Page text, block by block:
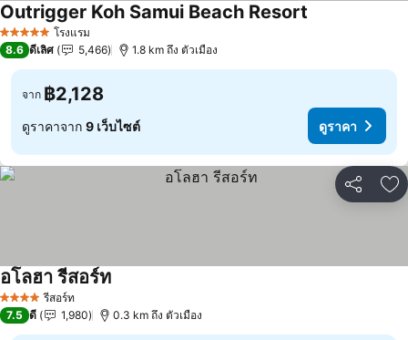
5 ดาว โรงแรม
Outrigger Koh Samui Beach Resort
8.6 ดีเลิศ 5,466 1.8 km ถึง ตัวเมือง
จาก ฿2,128
ดูราคาจาก 9 เว็บไซต์ ดูราคา
แชร์ เ
4 ดาว รีสอร์ท
อโลฮา รีสอร์ทดูราคา
7.5 ดี 1,980 0.3 km ถึง ตัวเมือง